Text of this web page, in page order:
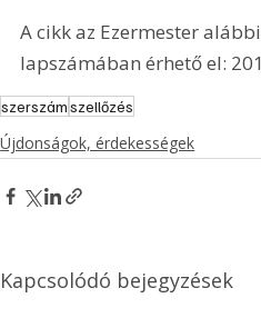
A cikk az Ezermester
lapszámában érhető el:
szerszámszellőzés
Újdonságok, érdekességek
Kapcsolódó bejegyzések